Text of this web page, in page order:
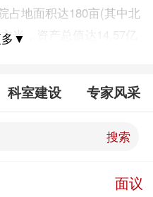
占地面积达180亩(其中北
米，资产总值达14.57亿
，湖南省“百人计划”人才
南省普通高校青年骨干教
人才6名。博士生导师2
多▼
科室建设 专家风采
搜索
面议